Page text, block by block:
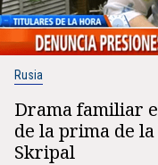
Rusia
Drama familiar
de la prima de
Skripal